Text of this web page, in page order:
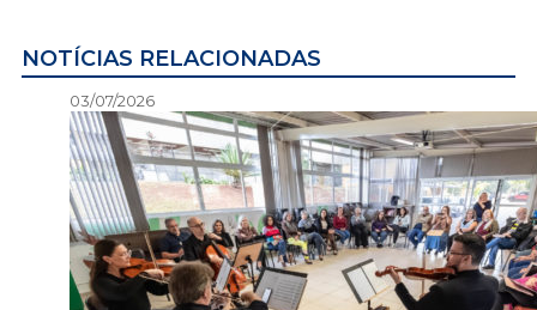
NOTÍCIAS RELACIONADAS
03/07/2026